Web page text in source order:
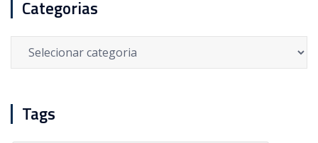
Categorias
Categorias
Tags